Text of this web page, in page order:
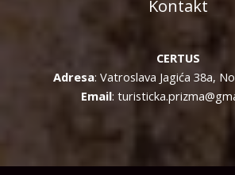
Kontakt
CERTUS
Adresa: Vatroslava Jagića 38a,
Email: